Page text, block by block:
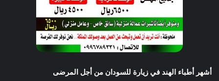
أشهر أطباء الهند في زيارة للسودان من أجل المرضى